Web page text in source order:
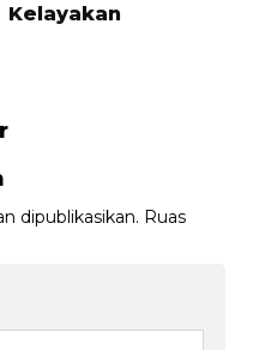
Kelayakan
dipublikasikan. Ruas